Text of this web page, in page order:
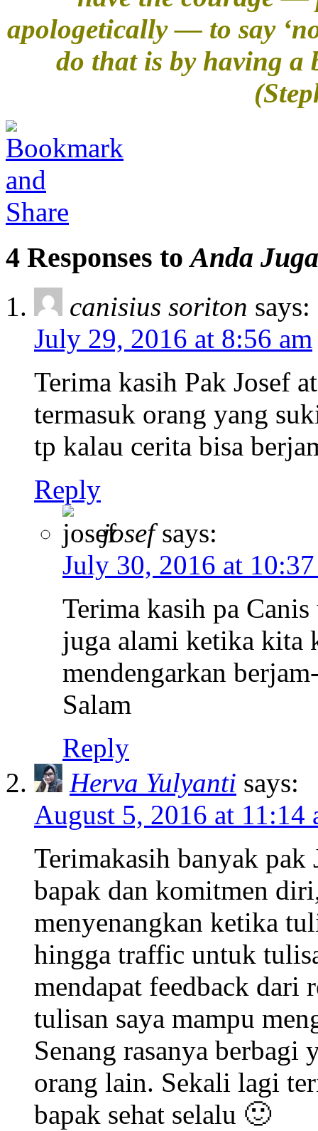
apologetically — to say
do that is by having a
4 Responses toAnda
canisius soriton says:
July 29, 2016 at 8:56 am
Terima kasih Pak Josef
termasuk orang yang
tp kalau cerita bisa
Reply
josef says:
July 30, 2016 at
Terima kasih pa
juga alami ketika kita
mendengarkan
Salam
Reply
Herva Yulyanti says:
August 5, 2016 at 11:14
Terimakasih banyak pak
bapak dan komitmen
menyenangkan ketika
hingga traffic untuk
mendapat feedback dari
tulisan saya mampu
Senang rasanya berbagi
orang lain. Sekali lagi
bapak sehat selalu 🙂